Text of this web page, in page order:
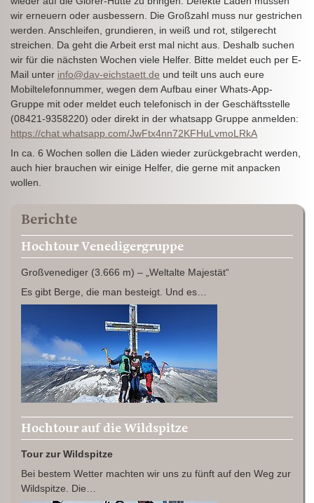
wir erneuern oder ausbessern. Die Großzahl muss nur gestrichen
werden. Anschleifen, grundieren, in weiß und rot, stilgerecht
streichen. Da geht die Arbeit erst mal nicht aus. Deshalb suchen
wir für die nächsten Wochen viele Helfer. Bitte meldet euch per E-
Mail unter info@dav-eichstaett.de und teilt uns auch eure
Mobiltelefonnummer, wegen dem Aufbau einer Whats-App-
Gruppe mit oder meldet euch telefonisch in der Geschäftsstelle
(08421-9358220) oder direkt in der whatsapp Gruppe anmelden:
https://chat.whatsapp.com/JwFtx4nn72KFHuLvmoLRkA
In ca. 6 Wochen sollen die Läden wieder zurückgebracht werden,
auch hier brauchen wir einige Helfer, die gerne mit anpacken
wollen.
Berichte
Hochtour Venedigergruppe
Großvenediger (3.666 m) – „Weltalte Majestät“
Es gibt Berge, die man besteigt. Und es…
Hochtour auf die Wildspitze
Tour zur Wildspitze
Bei bestem Wetter machten wir uns zu fünft auf den Weg zur
Wildspitze. Die…